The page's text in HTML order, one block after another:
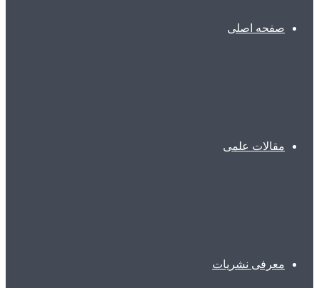
صفحه اصلی
مقالات علمی
معرفی نشریات